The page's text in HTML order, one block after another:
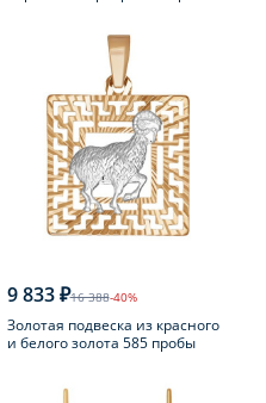
9 833 ₽16 388-40%
Золотая подвеска из красного
и белого золота 585 пробы